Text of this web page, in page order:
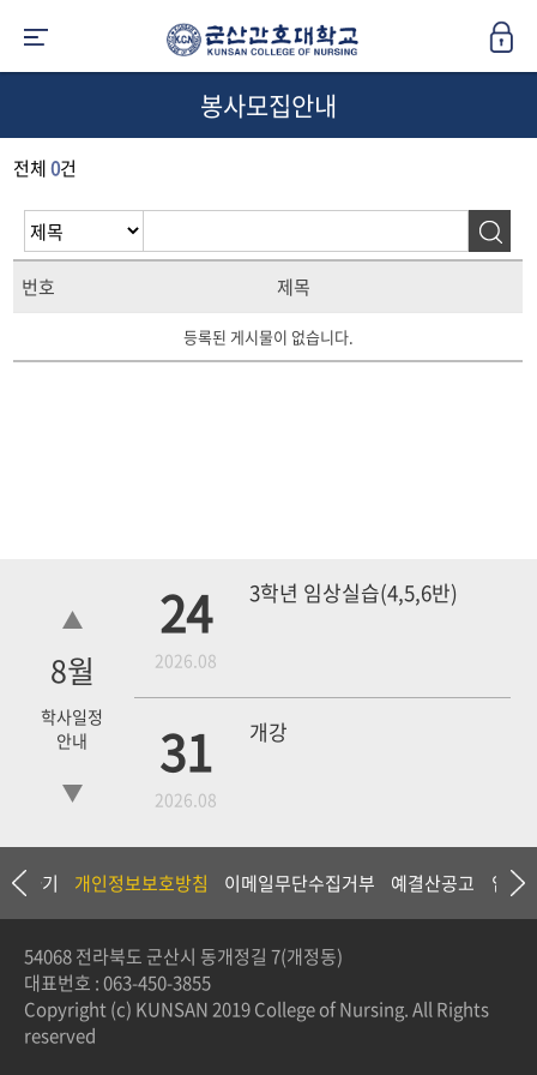
봉사모집안내
전체0건
번호 제목
등록된 게시물이 없습니다.
8월
학사일정
안내
24
2026.08
3학년 임상실습(4,5,6반)
31
2026.08
개강
18 4학년 1차 모의고사
19 3학년 중간고사
담하기 개인정보보호방침 이메일무단수집거부 예결산공고 입찰
54068 전라북도 군산시 동개정길 7(개정동)
대표번호 :063-450-3855
Copyright (c) KUNSAN 2019 College of Nursing. All Rights
reserved